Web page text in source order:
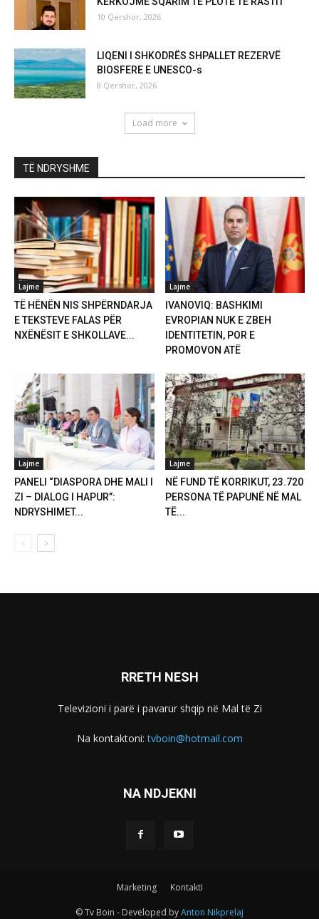
10 Qershor, 2026
LIQENI I SHKODRËS SHPALLET REZERVË
BIOSFERE E UNESCO-s
8 Qershor, 2026
Load more
TË NDRYSHME
Lajme
TË HËNËN NIS SHPËRNDARJA
E TEKSTEVE FALAS PËR
NXËNËSIT E SHKOLLAVE...
Lajme
IVANOVIQ: BASHKIMI
EVROPIAN NUK E ZBEH
IDENTITETIN, POR E
PROMOVON ATË
Lajme
PANELI “DIASPORA DHE MALI I
ZI – DIALOG I HAPUR”:
NDRYSHIMET...
Lajme
NË FUND TË KORRIKUT, 23.720
PERSONA TË PAPUNË NË MAL
TË...
RRETH NESH
Televizioni i parë i pavarur shqip në Mal të Zi
Na kontaktoni:tvboin@hotmail.com
NA NDJEKNI
Marketing Kontakti
© Tv Boin - Developed byAnton Nikprelaj